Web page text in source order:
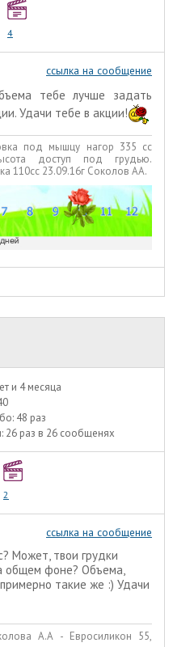
4
ссылка на сообщение
тебе лучше задать
Удачи тебе в акции!
под мышцу нагор 335 сс
доступ под грудью.
110сс 23.09.16г Соколов АА.
и 4 месяца
48 раз
26 раз в 26 сообщенях
2
ссылка на сообщение
Может, твои грудки
общем фоне? Объема,
такие же :) Удачи
А.А - Евросиликон 55,